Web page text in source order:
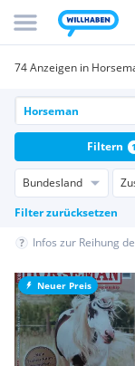
74 Anzeigen in
Bundesland
Filter zurücksetzen
Filtern 1
Infos zur Reihung
Neuer Preis